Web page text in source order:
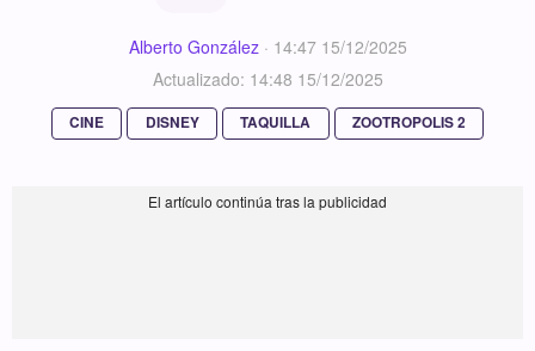
Alberto González· 14:47 15/12/2025
Actualizado: 14:48 15/12/2025
CINE DISNEY TAQUILLA ZOOTROPOLIS 2